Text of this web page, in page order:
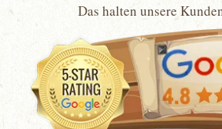
Das halten unsere